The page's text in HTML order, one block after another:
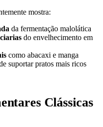
mostra:
da fermentação malolática
do envelhecimento em
como abacaxi e manga
suportar pratos mais ricos
Clássicas